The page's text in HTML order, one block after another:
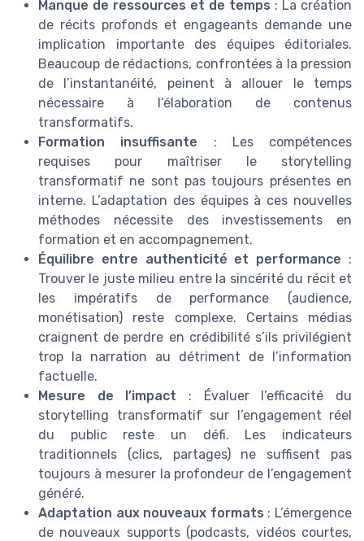
Manque de ressources et de temps : La création
de récits profonds et engageants demande une
implication importante des équipes éditoriales.
Beaucoup de rédactions, confrontées à la pression
de l’instantanéité, peinent à allouer le temps
nécessaire à l’élaboration de contenus
transformatifs.
Formation insuffisante : Les compétences
requises pour maîtriser le storytelling
transformatif ne sont pas toujours présentes en
interne. L’adaptation des équipes à ces nouvelles
méthodes nécessite des investissements en
formation et en accompagnement.
Équilibre entre authenticité et performance :
Trouver le juste milieu entre la sincérité du récit et
les impératifs de performance (audience,
monétisation) reste complexe. Certains médias
craignent de perdre en crédibilité s’ils privilégient
trop la narration au détriment de l’information
factuelle.
Mesure de l’impact : Évaluer l’efficacité du
storytelling transformatif sur l’engagement réel
du public reste un défi. Les indicateurs
traditionnels (clics, partages) ne suffisent pas
toujours à mesurer la profondeur de l’engagement
généré.
Adaptation aux nouveaux formats : L’émergence
de nouveaux supports (podcasts, vidéos courtes,